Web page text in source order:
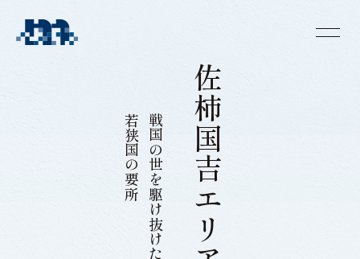
佐
柿
国
吉
エ
リ
戦国の世を駆け抜けた
若狭国の要所